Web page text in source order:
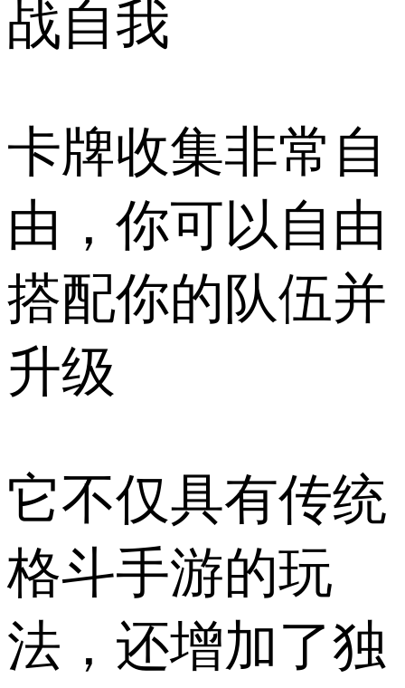
战自我
卡牌收集非常自
由，你可以自由
搭配你的队伍并
升级
它不仅具有传统
格斗手游的玩
法，还增加了独